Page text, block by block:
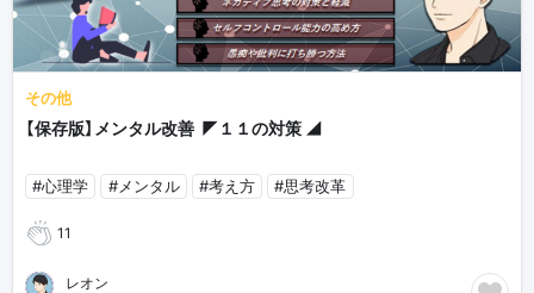
その他
【保存版】メンタル改善 ◤１１の対策 ◢
#心理学 #メンタル #考え方 #思考改革
11
レオン